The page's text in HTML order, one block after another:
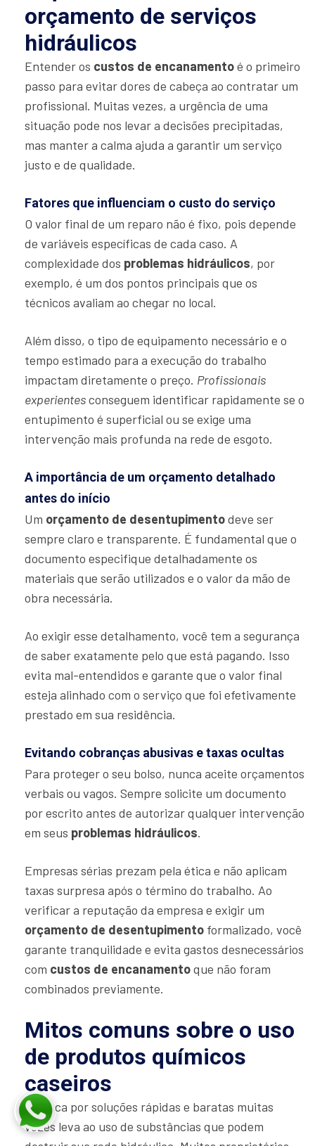
orçamento de serviços
hidráulicos
Entender os custos de encanamentoé o primeiro
passo para evitar dores de cabeça ao contratar um
profissional. Muitas vezes, a urgência de uma
situação pode nos levar a decisões precipitadas,
mas manter a calma ajuda a garantir um serviço
justo e de qualidade.
Fatores que influenciam o custo do serviço
O valor final de um reparo não é fixo, pois depende
de variáveis específicas de cada caso. A
complexidade dos problemas hidráulicos, por
exemplo, é um dos pontos principais que os
técnicos avaliam ao chegar no local.
Além disso, o tipo de equipamento necessário e o
tempo estimado para a execução do trabalho
impactam diretamente o preço. Profissionais
experientesconseguem identificar rapidamente se o
entupimento é superficial ou se exige uma
intervenção mais profunda na rede de esgoto.
A importância de um orçamento detalhado
antes do início
Um orçamento de desentupimentodeve ser
sempre claro e transparente. É fundamental que o
documento especifique detalhadamente os
materiais que serão utilizados e o valor da mão de
obra necessária.
Ao exigir esse detalhamento, você tem a segurança
de saber exatamente pelo que está pagando. Isso
evita mal-entendidos e garante que o valor final
esteja alinhado com o serviço que foi efetivamente
prestado em sua residência.
Evitando cobranças abusivas e taxas ocultas
Para proteger o seu bolso, nunca aceite orçamentos
verbais ou vagos. Sempre solicite um documento
por escrito antes de autorizar qualquer intervenção
em seus problemas hidráulicos.
Empresas sérias prezam pela ética e não aplicam
taxas surpresa após o término do trabalho. Ao
verificar a reputação da empresa e exigir um
orçamento de desentupimento formalizado, você
garante tranquilidade e evita gastos desnecessários
com custos de encanamentoque não foram
combinados previamente.
Mitos comuns sobre o uso
de produtos químicos
caseiros
A busca por soluções rápidas e baratas muitas
vezes leva ao uso de substâncias que podem